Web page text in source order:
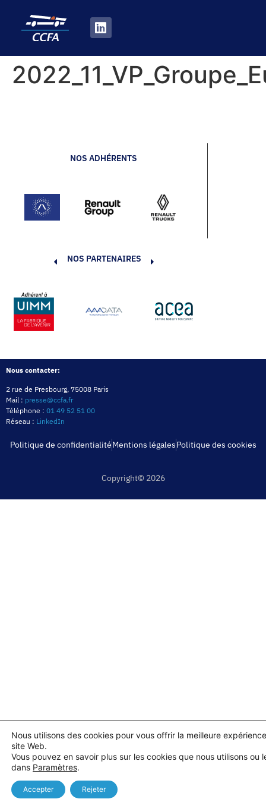
NOS ADHÉRENTS
NOS PARTENAIRES
Nous contacter:
2 rue de Presbourg, 75008 Paris
Mail : presse@ccfa.fr
Téléphone : 01 49 52 51 00
Réseau : LinkedIn
Politique de confidentialitéMentions légalesPolitique des cookies
Copyright© 2026
Nous utilisons des cookies pour vous offrir la meilleure
site Web.
Vous pouvez en savoir plus sur les cookies que nous utilisons ou
dans Paramètres.
Accepter Rejeter